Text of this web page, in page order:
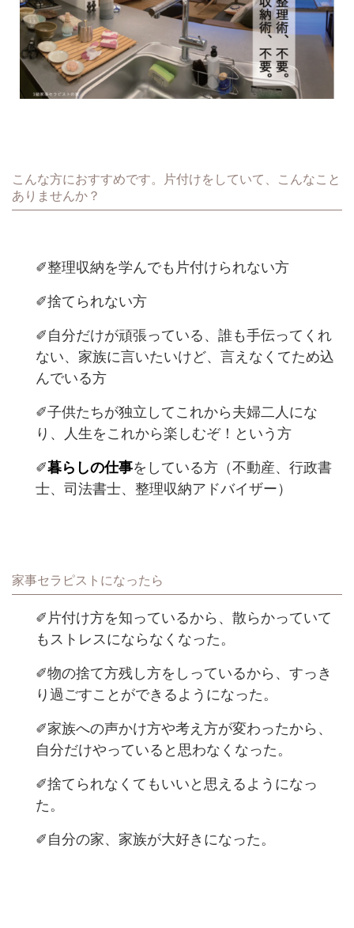
こんな方におすすめです。片付けをしていて、こんなこと
ありませんか？
✐整理収納を学んでも片付けられない方
✐捨てられない方
✐自分だけが頑張っている、誰も手伝ってくれ
ない、家族に言いたいけど、言えなくてため込
んでいる方
✐子供たちが独立してこれから夫婦二人にな
り、人生をこれから楽しむぞ！という方
✐暮らしの仕事をしている方（不動産、行政書
士、司法書士、整理収納アドバイザー）
家事セラピストになったら
✐片付け方を知っているから、散らかっていて
もストレスにならなくなった。
✐物の捨て方残し方をしっているから、すっき
り過ごすことができるようになった。
✐家族への声かけ方や考え方が変わったから、
自分だけやっていると思わなくなった。
✐捨てられなくてもいいと思えるようになっ
た。
✐自分の家、家族が大好きになった。